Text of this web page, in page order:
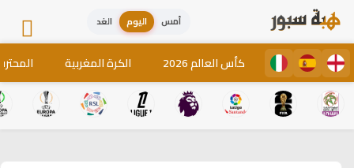
أمس اليوم الغد
كأس العالم 2026 الكرة المغربية